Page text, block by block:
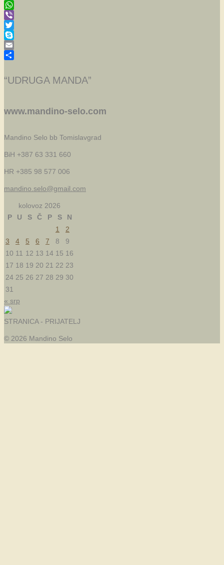
Facebook
WhatsApp
Viber
Twitter
Skype
Email
“UDRUGA MANDA”
www.mandino-selo.com
Mandino Selo bb Tomislavgrad
BiH +387 63 331 660
HR +385 98 577 006
mandino.selo@gmail.com
kolovoz 2026
P
U S Č P S
N
1
2
3
4 5 6 7 8
9
10 11 12 13 14 15 16
17 18 19 20 21 22 23
24 25 26 27 28 29 30
31
« srp
STRANICA - PRIJATELJ
© 2026 Mandino Selo